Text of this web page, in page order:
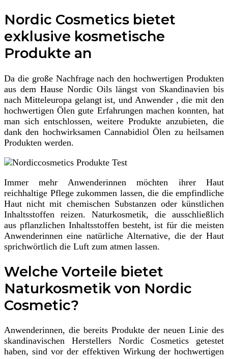
Nordic Cosmetics bietet
exklusive kosmetische
Produkte an
Da die große Nachfrage nach den hochwertigen Produkten
aus dem Hause Nordic Oils längst von Skandinavien bis
nach Mitteleuropa gelangt ist, und Anwender , die mit den
hochwertigen Ölen gute Erfahrungen machen konnten, hat
man sich entschlossen, weitere Produkte anzubieten, die
dank den hochwirksamen Cannabidiol Ölen zu heilsamen
Produkten werden.
Immer mehr Anwenderinnen möchten ihrer Haut
reichhaltige Pflege zukommen lassen, die die empfindliche
Haut nicht mit chemischen Substanzen oder künstlichen
Inhaltsstoffen reizen. Naturkosmetik, die ausschließlich
aus pflanzlichen Inhaltsstoffen besteht, ist für die meisten
Anwenderinnen eine natürliche Alternative, die der Haut
sprichwörtlich die Luft zum atmen lassen.
Welche Vorteile bietet
Naturkosmetik von Nordic
Cosmetic?
Anwenderinnen, die bereits Produkte der neuen Linie des
skandinavischen Herstellers Nordic Cosmetics getestet
haben, sind vor der effektiven Wirkung der hochwertigen